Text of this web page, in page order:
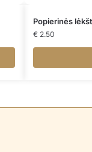
Popierinės
€ 2.50